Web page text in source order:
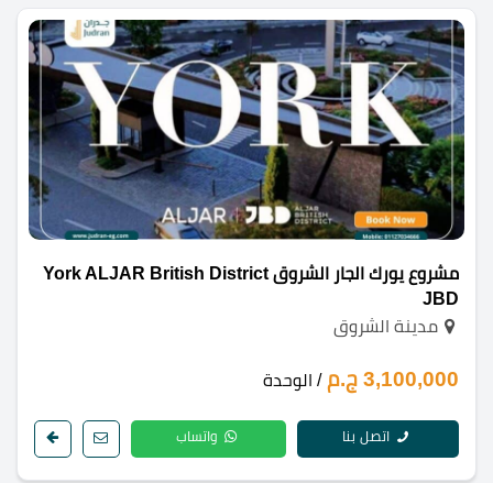
مشروع يورك الجار الشروق York ALJAR British District
JBD
مدينة الشروق
3,100,000 ج.م / الوحدة
اتصل بنا واتساب